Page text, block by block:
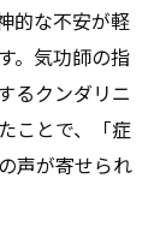
的な不安が軽
。気功師の指
るクンダリニ
ことで、「症
声が寄せられ